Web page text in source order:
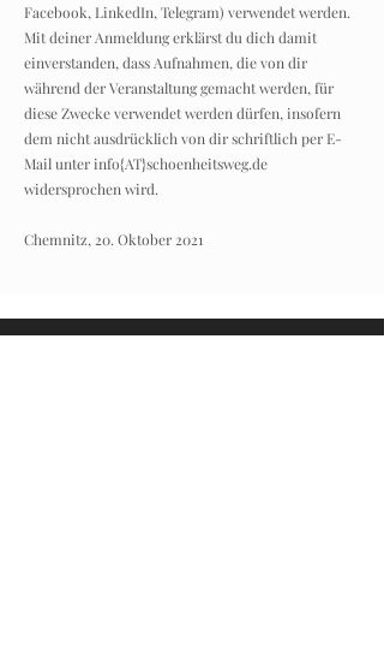
Facebook, LinkedIn, Telegram) verwendet werden.
Mit deiner Anmeldung erklärst du dich damit
einverstanden, dass Aufnahmen, die von dir
während der Veranstaltung gemacht werden, für
diese Zwecke verwendet werden dürfen, insofern
dem nicht ausdrücklich von dir schriftlich per E-
Mail unter info{AT}schoenheitsweg.de
widersprochen wird.
Chemnitz, 20. Oktober 2021